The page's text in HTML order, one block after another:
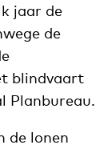
jaar de
de
blindvaart
Planbureau.
de lonen